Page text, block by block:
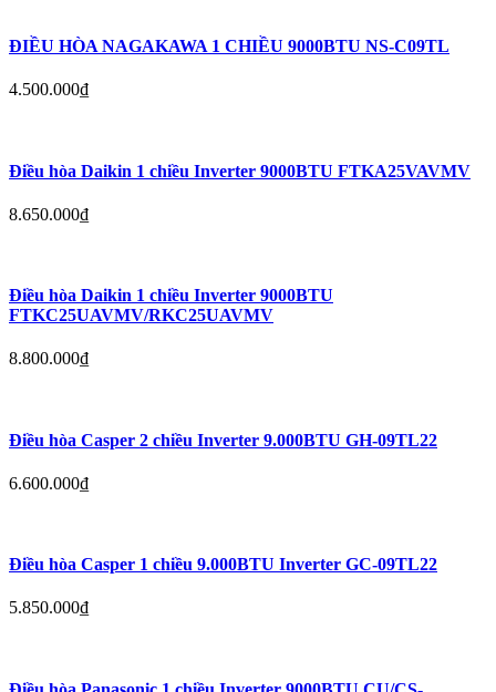
ĐIỀU HÒA NAGAKAWA 1 CHIỀU 9000BTU NS-C09TL
4.500.000₫
Điều hòa Daikin 1 chiều Inverter 9000BTU FTKA25VAVMV
8.650.000₫
Điều hòa Daikin 1 chiều Inverter 9000BTU
FTKC25UAVMV/RKC25UAVMV
8.800.000₫
Điều hòa Casper 2 chiều Inverter 9.000BTU GH-09TL22
6.600.000₫
Điều hòa Casper 1 chiều 9.000BTU Inverter GC-09TL22
5.850.000₫